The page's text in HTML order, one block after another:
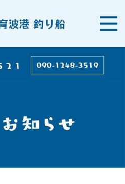
波港 釣り船